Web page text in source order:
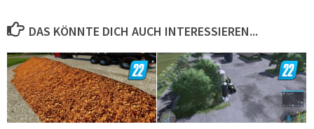
DAS KÖNNTE DICH AUCH INTERESSIEREN...